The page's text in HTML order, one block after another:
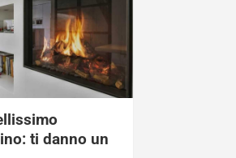
ti danno un